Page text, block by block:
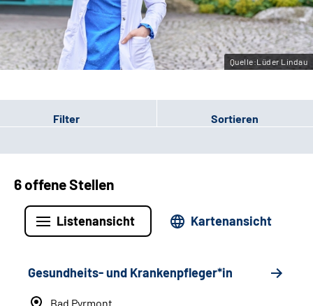
Leichte Sprache
Gebärdensprache
Quelle:Lüder Lindau
Filter Sortieren
6 offene Stellen
Listenansicht Kartenansicht
Gesundheits- und Krankenpfleger*in
Bad Pyrmont